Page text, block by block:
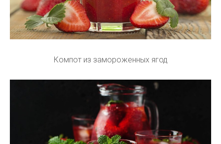
Компот из замороженных ягод